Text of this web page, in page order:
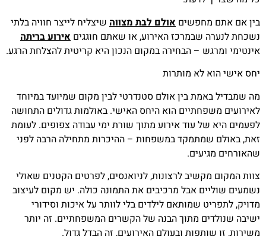
בין אם אתם מחפשים אולם לבת מצווה שיצליח לייצר חוויה בלתי
נשכחת לנערה שבמרכז האירוע, או שאתם חוגגים אירוע בריתה
אינטימי ומרגש – הבחירה במקום הנכון היא קריטית להצלחת הרגע.
יחס אישי הוא לא מותרות
מה שמבדיל באמת בין אולם סטנדרטי לבין מקום שמיועד במיוחד
לאירועים משפחתיים הוא היחס האישי. באולמות גדולים התחושה
לפעמים היא של עוד אירוע מתוך שורת ימי עבודה צפופים. לעומת
זאת, באולם שמתמקד במשפחות – ההיכרות מתחילה הרבה לפני
שהאורחים מגיעים.
צוות המקום מקשיב לרצונות, לניואנסים, לפרטים הקטנים שאולי
נשמעים שוליים אבל מרכיבים את התמונה כולה. יש מקום לעיצוב
מדויק, לתפריט שמותאם לילדים בלי לוותר על איכות וסידורי
ישיבה שנולדים מתוך הבנה של הקשרים המשפחתיים. זה יותר
משירות, זו שותפות ובעולם האירועים, זה הבדל גדול.